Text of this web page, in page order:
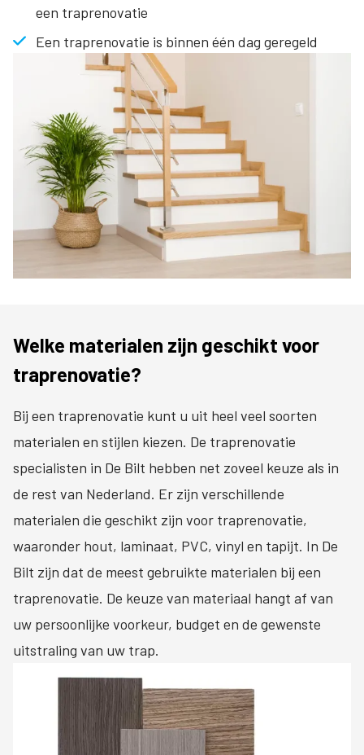
een traprenovatie
Een traprenovatie is binnen één dag geregeld
Welke materialen zijn geschikt voor
traprenovatie?
Bij een traprenovatie kunt u uit heel veel soorten
materialen en stijlen kiezen. De traprenovatie
specialisten in De Bilt hebben net zoveel keuze als in
de rest van Nederland. Er zijn verschillende
materialen die geschikt zijn voor traprenovatie,
waaronder hout, laminaat, PVC, vinyl en tapijt. In De
Bilt zijn dat de meest gebruikte materialen bij een
traprenovatie. De keuze van materiaal hangt af van
uw persoonlijke voorkeur, budget en de gewenste
uitstraling van uw trap.